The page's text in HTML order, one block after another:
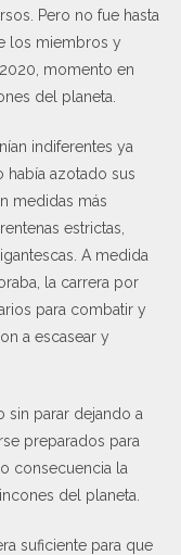
Pero no fue hasta
los miembros y
momento en
del planeta.
indiferentes ya
había azotado sus
medidas más
estrictas,
A medida
la carrera por
para combatir y
a escasear y
sin parar dejando a
preparados para
consecuencia la
del planeta.
suficiente para que